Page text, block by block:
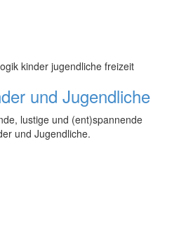
und Jugendliche
lustige und (ent)spannende
und Jugendliche.